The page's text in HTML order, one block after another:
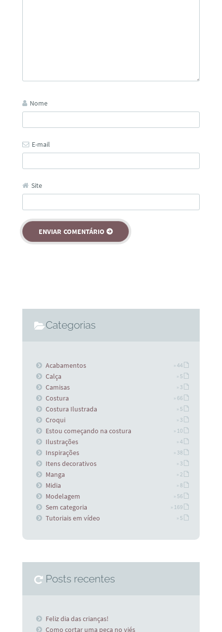
Nome
E-mail
Site
Categorias
Acabamentos » 44
Calça » 5
Camisas » 3
Costura » 66
Costura Ilustrada » 5
Croqui » 3
Estou começando na costura » 10
Ilustrações » 4
Inspirações » 38
Itens decorativos » 3
Manga » 2
Midia » 8
Modelagem » 56
Sem categoria » 169
Tutoriais em vídeo » 5
Posts recentes
Feliz dia das crianças!
Como cortar uma peça no viés